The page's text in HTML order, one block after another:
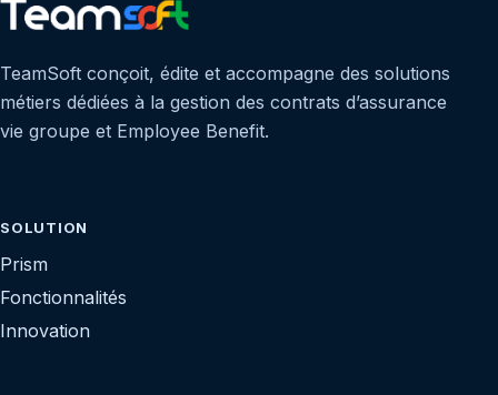
TeamSoft conçoit, édite et accompagne des solutions
métiers dédiées à la gestion des contrats d’assurance
vie groupe et Employee Benefit.
SOLUTION
Prism
Fonctionnalités
Innovation